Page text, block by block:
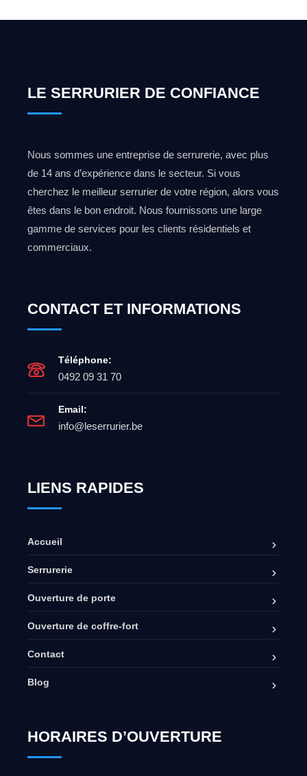
LE SERRURIER DE CONFIANCE
Nous sommes une entreprise de serrurerie, avec plus
de 14 ans d’expérience dans le secteur. Si vous
cherchez le meilleur serrurier de votre région, alors vous
êtes dans le bon endroit. Nous fournissons une large
gamme de services pour les clients résidentiels et
commerciaux.
CONTACT ET INFORMATIONS
Téléphone:
0492 09 31 70
Email:
info@leserrurier.be
LIENS RAPIDES
Accueil
Serrurerie
Ouverture de porte
Ouverture de coffre-fort
Contact
Blog
HORAIRES D’OUVERTURE